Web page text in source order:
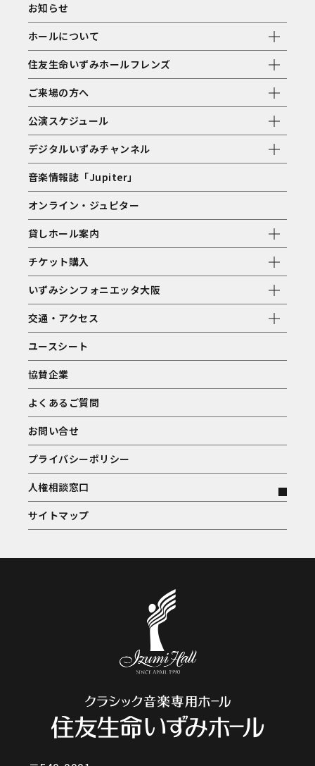
お知らせ
ホールについて
住友生命いずみホールフレンズ
ご来場の方へ
公演スケジュール
デジタルいずみチャンネル
音楽情報誌「Jupiter」
オンライン・ジュピター
貸しホール案内
チケット購入
いずみシンフォニエッタ大阪
交通・アクセス
ユースシート
協賛企業
よくあるご質問
お問い合せ
プライバシーポリシー
人権相談窓口
サイトマップ